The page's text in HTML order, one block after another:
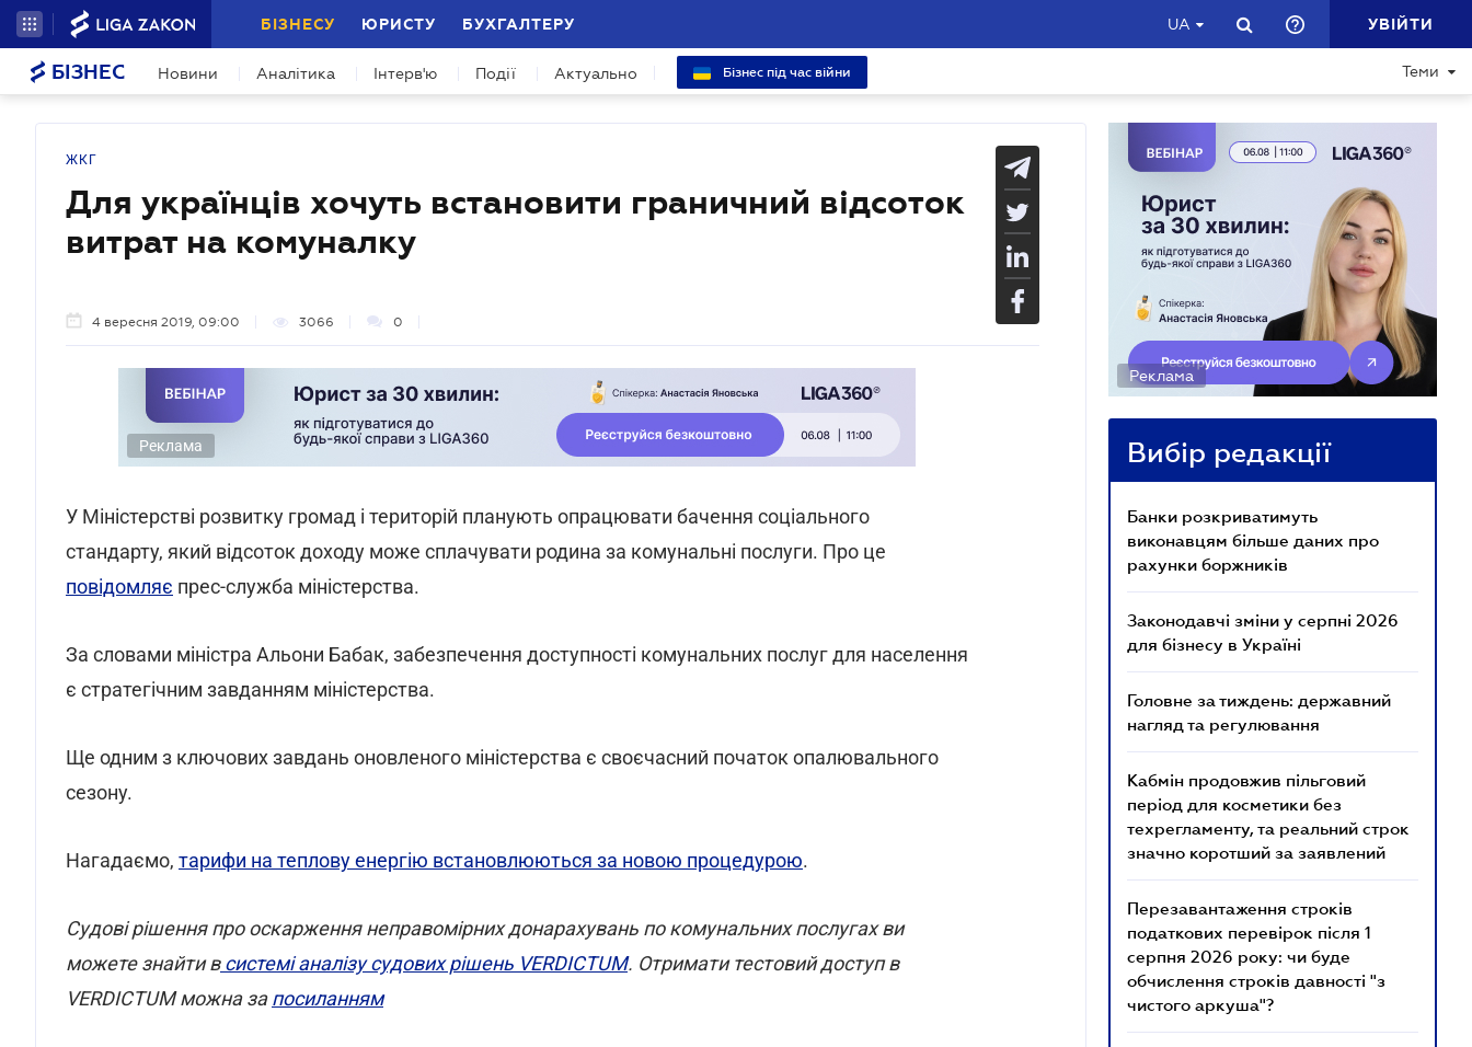
БІЗНЕСУ ЮРИСТУ БУХГАЛТЕРУ UA УВІЙТИ
БІЗНЕС Новини Аналітика Інтерв'ю Події Актуально Бізнес під час війни Теми
ЖКГ
Для українців хочуть встановити граничний відсоток
витрат на комуналку
4 вересня 2019, 09:00 3066 0
Реклама
У Міністерстві розвитку громад і територій планують опрацювати бачення соціального
стандарту, який відсоток доходу може сплачувати родина за комунальні послуги. Про це
повідомляє прес-служба міністерства.
За словами міністра Альони Бабак, забезпечення доступності комунальних послуг для населення
є стратегічним завданням міністерства.
Ще одним з ключових завдань оновленого міністерства є своєчасний початок опалювального
сезону.
Нагадаємо, тарифи на теплову енергію встановлюються за новою процедурою.
Cудові рішення про оскарження неправомірних донарахувань по комунальних послугах ви
можете знайти всистемі аналізу судових рішень VERDICTUM. Отримати тестовий доступ в
VERDICTUM можна запосиланням
Реклама
Вибір редакції
Банки розкриватимуть
виконавцям більше даних про
рахунки боржників
Законодавчі зміни у серпні 2026
для бізнесу в Україні
Головне за тиждень: державний
нагляд та регулювання
Кабмін продовжив пільговий
період для косметики без
техрегламенту, та реальний строк
значно коротший за заявлений
Перезавантаження строків
податкових перевірок після 1
серпня 2026 року: чи буде
обчислення строків давності "з
чистого аркуша"?